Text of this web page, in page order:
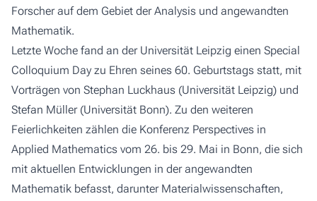
Forscher auf dem Gebiet der Analysis und angewandten
Mathematik.
Letzte Woche fand an der Universität Leipzig einen Special
Colloquium Day zu Ehren seines 60. Geburtstags statt, mit
Vorträgen von Stephan Luckhaus (Universität Leipzig) und
Stefan Müller (Universität Bonn). Zu den weiteren
Feierlichkeiten zählen die Konferenz Perspectives in
Applied Mathematics vom 26. bis 29. Mai in Bonn, die sich
mit aktuellen Entwicklungen in der angewandten
Mathematik befasst, darunter Materialwissenschaften,